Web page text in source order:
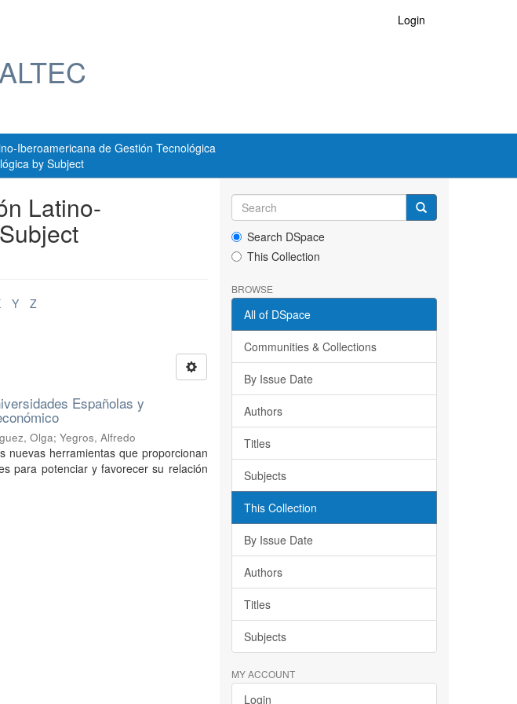
Login
Iberoamericana de Gestión Tecnológica
by Subject
Latino-
Y
Z
Españolas y
Olga;Yegros, Alfredo
nuevas herramientas que proporcionan
para potenciar y favorecer su relación
Search DSpace
This Collection
BROWSE
All of DSpace
Communities & Collections
By Issue Date
Authors
Titles
Subjects
This Collection
By Issue Date
Authors
Titles
Subjects
MY ACCOUNT
Login